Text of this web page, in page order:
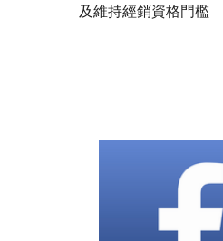
及維持經銷資格門檻